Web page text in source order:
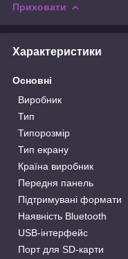
Приховати
Характеристики
Основні
Виробник
Тип
Типорозмір
Тип екрану
Країна виробник
Передня панель
Підтримувані формати
Наявність Bluetooth
USB-інтерфейс
Порт для SD-карти